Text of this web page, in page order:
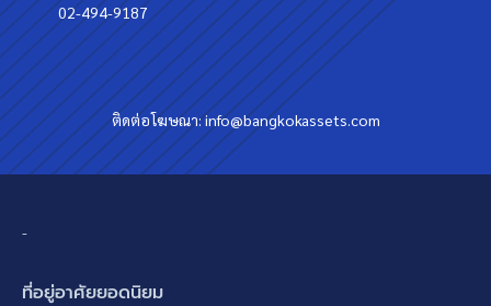
02-494-9187
ติดต่อโฆษณา:info@bangkokassets.com
-
ที่อยู่อาศัยยอดนิยม